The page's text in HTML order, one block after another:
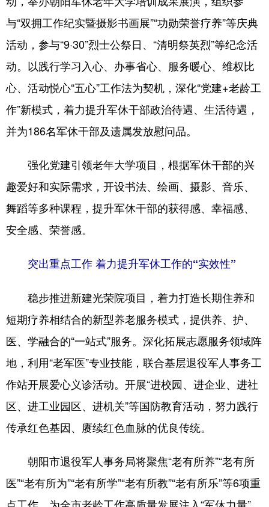
与“双拥工作纪实暨摄影书画展”“功勋荣誉疗养”等庆典
活动，参与“9·30”烈士公祭日、“清明祭英烈”等纪念活
动。以践行学习入心、办事省心、服务暖心、维权比
心、活动悦心“五心”工作法为契机，深化“党建+老龄工
作”新模式，着力提升军休干部政治待遇、生活待遇，
并为186名军休干部及遗属发放慰问品。
强化党建引领老年大学项目，根据军休干部的兴
趣爱好和实际需求，开设书法、绘画、摄影、音乐、
舞蹈等多种课程，提升军休干部的获得感、幸福感、
安全感、荣誉感。
突出重点工作 着力提升军休工作的“实效性”
稳步推进新建光荣院项目，着力打造长期住养和
短期疗养相结合的新型养老服务模式，提供养、护、
医、学融合的“一站式”服务。深化拓展志愿服务领域阵
地，利用“老军医”专业技能，联合基层退役军人事务工
作站开展爱心义诊活动。开展“进校园、进企业、进社
区、进工业园区、进机关”等国防教育活动，努力践行
传承红色基因、赓续红色血脉的优良传统。
朝阳市退役军人事务局将聚焦“老有所养”“老有所
医”“老有所为”“老有所学”“老有所教”“老有所乐”等6项重